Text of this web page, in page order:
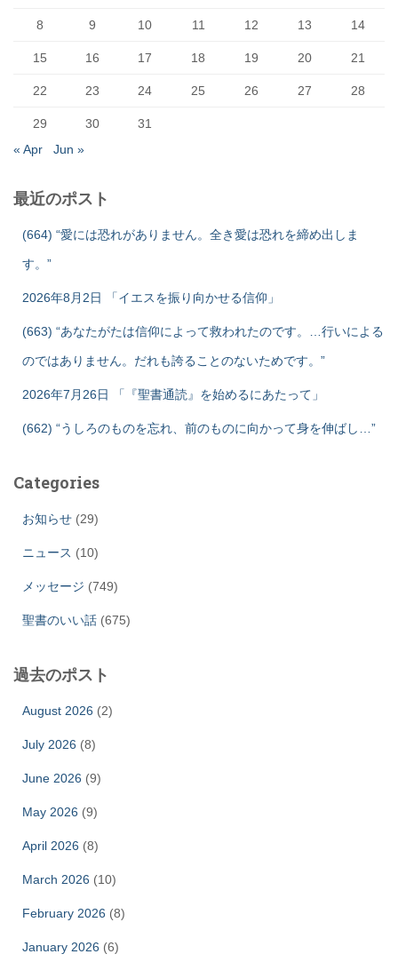
8 9 10 11 12 13 14
15 16 17 18 19 20 21
22 23 24 25 26 27 28
29 30
31
« Apr
Jun »
最近のポスト
(664) “愛には恐れがありません。全き愛は恐れを締め出しま
す。”
2026年8月2日 「イエスを振り向かせる信仰」
(663) “あなたがたは信仰によって救われたのです。…行いによる
のではありません。だれも誇ることのないためです。”
2026年7月26日 「『聖書通読』を始めるにあたって」
(662) “うしろのものを忘れ、前のものに向かって身を伸ばし…”
Categories
お知らせ (29)
ニュース (10)
メッセージ (749)
聖書のいい話 (675)
過去のポスト
August 2026 (2)
July 2026 (8)
June 2026 (9)
May 2026 (9)
April 2026 (8)
March 2026 (10)
February 2026 (8)
January 2026 (6)